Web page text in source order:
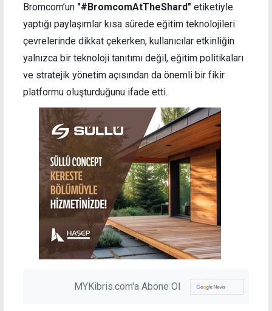
Bromcom’un "#BromcomAtTheShard" etiketiyle
yaptığı paylaşımlar kısa sürede eğitim teknolojileri
çevrelerinde dikkat çekerken, kullanıcılar etkinliğin
yalnızca bir teknoloji tanıtımı değil, eğitim politikaları
ve stratejik yönetim açısından da önemli bir fikir
platformu oluşturduğunu ifade etti.
MYKibris.com'a Abone Ol